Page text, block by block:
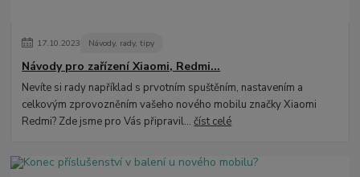
17.10.2023 Návody, rady, tipy
Návody pro zařízení Xiaomi, Redmi...
Nevíte si rady například s prvotním spuštěním, nastavením a
celkovým zprovozněním vašeho nového mobilu značky Xiaomi
Redmi? Zde jsme pro Vás připravil...číst celé